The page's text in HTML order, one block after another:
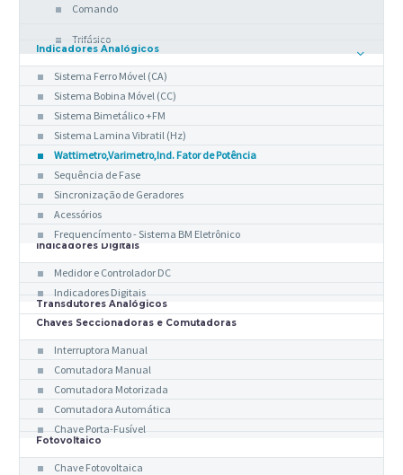
Comando
Trifásico
Indicadores Analógicos
Sistema Ferro Móvel (CA)
Sistema Bobina Móvel (CC)
Sistema Bimetálico +FM
Sistema Lamina Vibratil (Hz)
Wattimetro,Varimetro,Ind. Fator de Potência
Sequência de Fase
Sincronização de Geradores
Acessórios
Frequencímento - Sistema BM Eletrônico
Indicadores Digitais
Medidor e Controlador DC
Indicadores Digitais
Transdutores Analógicos
Chaves Seccionadoras e Comutadoras
Interruptora Manual
Comutadora Manual
Comutadora Motorizada
Comutadora Automática
Chave Porta-Fusível
Fotovoltaico
Chave Fotovoltaica